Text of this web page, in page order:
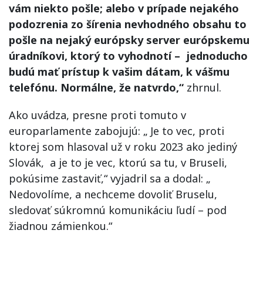
vám niekto pošle; alebo v prípade nejakého
podozrenia zo šírenia nevhodného obsahu to
pošle na nejaký európsky server európskemu
úradníkovi, ktorý to vyhodnotí – jednoducho
budú mať prístup k vašim dátam, k vášmu
telefónu. Normálne, že natvrdo,“ zhrnul.
Ako uvádza, presne proti tomuto v
europarlamente zabojujú: „ Je to vec, proti
ktorej som hlasoval už v roku 2023 ako jediný
Slovák, a je to je vec, ktorú sa tu, v Bruseli,
pokúsime zastaviť,“ vyjadril sa a dodal: „
Nedovolíme, a nechceme dovoliť Bruselu,
sledovať súkromnú komunikáciu ľudí – pod
žiadnou zámienkou.“